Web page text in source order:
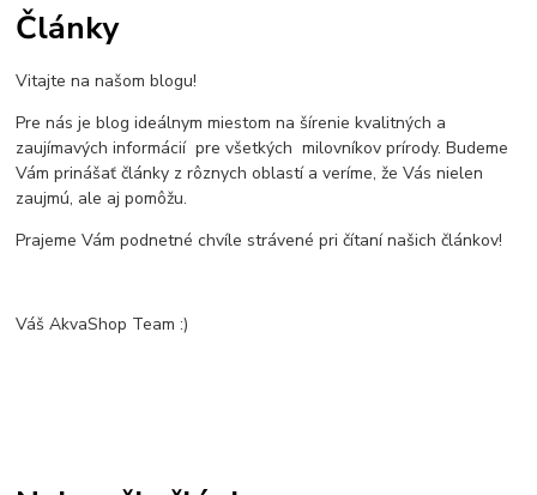
skrinka
podstavec
Testudo horsfieldii
Korytnačka stepná
zriaďovanie terária
terárium pre suchozemskú korytnačku
želva
korytnačky
Bratislava
vyroba akvarii akvarium dovoz
rozvoz akvarií
záruka na akvárium
Články
Vitajte na našom blogu!
Pre nás je blog ideálnym miestom na šírenie kvalitných a
zaujímavých informácií pre všetkých milovníkov prírody. Budeme
Vám prinášať články z rôznych oblastí a veríme, že Vás nielen
zaujmú, ale aj pomôžu.
Prajeme Vám podnetné chvíle strávené pri čítaní našich článkov!
Váš AkvaShop Team :)